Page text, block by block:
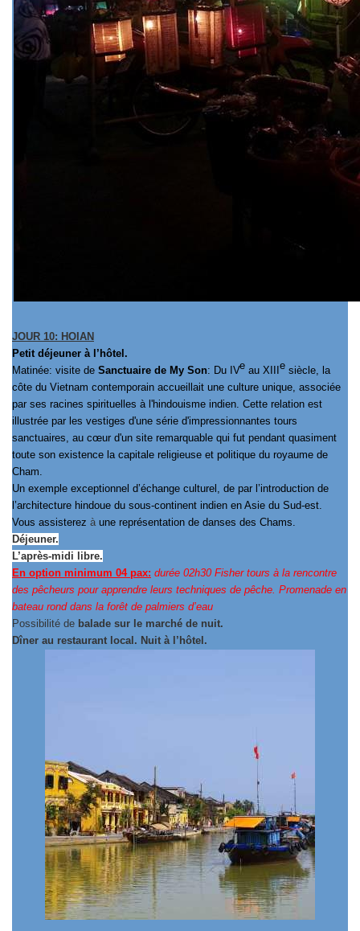
JOUR 10: HOIAN
Petit déjeuner à l’hôtel.
Matinée: visite de Sanctuaire de My Son: Du IVe au XIIIe siècle, la
côte du Vietnam contemporain accueillait une culture unique, associée
par ses racines spirituelles à l'hindouisme indien. Cette relation est
illustrée par les vestiges d'une série d'impressionnantes tours
sanctuaires, au cœur d'un site remarquable qui fut pendant quasiment
toute son existence la capitale religieuse et politique du royaume de
Cham.
Un exemple exceptionnel d’échange culturel, de par l’introduction de
l’architecture hindoue du sous-continent indien en Asie du Sud-est.
Vous assisterez à une représentation de danses des Chams.
Déjeuner.
L’après-midi libre.
En option minimum 04 pax: durée 02h30 Fisher tours à la rencontre
des pêcheurs pour apprendre leurs techniques de pêche. Promenade en
bateau rond dans la forêt de palmiers d’eau
Possibilité de balade sur le marché de nuit.
Dîner au restaurant local. Nuit à l’hôtel.